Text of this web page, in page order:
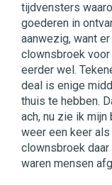
tijdvensters
goederen in
aanwezig, want
clownsbroek
eerder wel.
deal is enige
thuis te hebben.
ach, nu zie ik
weer een keer
clownsbroek
waren mensen